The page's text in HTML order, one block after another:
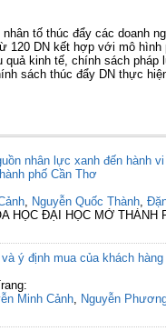
tố thúc đẩy các doanh
120 DN kết hợp với mô
quả kinh tế, chính sách
sách thúc đẩy DN thực
nhân lực xanh đến hành
phố Cần Thơ
, Nguyễn Quốc Thành,
HỌC ĐẠI HỌC MỞ THÀNH
ý định mua của khách
Minh Cảnh, Nguyễn